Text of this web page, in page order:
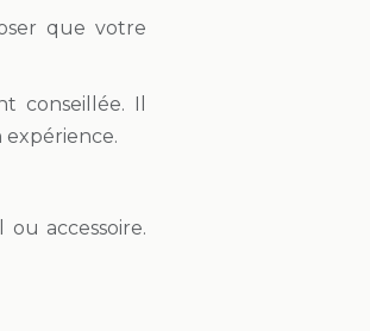
que votre
conseillée. Il
expérience.
accessoire.